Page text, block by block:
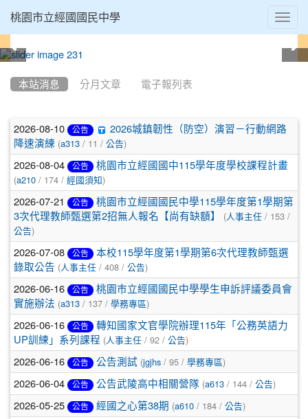
桃園市立經國國民中學
本站消息 分月文章 電子報列表
文
章
列
表
2026-08-10 公告
2026城鎮韌性（防空）演習－行動網路
降速演練 (a313 / 11 / 公告)
2026-08-04 公告 桃園市立經國國中115學年度學校課程計畫
(a210 / 174 / 經國須知)
2026-07-21 公告
桃園市立經國國民中學115學年度第1學期第
3次代理教師甄選第2招無人報名【尚有缺額】
(人事主任 / 153 /
公告)
2026-07-08 公告
本校115學年度第1學期第6次代理教師甄選
錄取公告 (人事主任 / 408 / 公告)
2026-06-16 公告
桃園市立經國國民中學學生申訴評議委員會
實施辦法 (a313 / 137 / 學務專區)
2026-06-16 公告
轉知國家文官學院辦理115年「公務英語力
UP訓練」系列課程 (人事主任 / 92 / 公告)
2026-06-16 公告 公告測試 (jgjhs / 95 / 學務專區)
2026-06-04 公告 公告武陵高中相關營隊 (a613 / 144 / 公告)
2026-05-25 公告 經國之心第38期 (a610 / 184 / 公告)